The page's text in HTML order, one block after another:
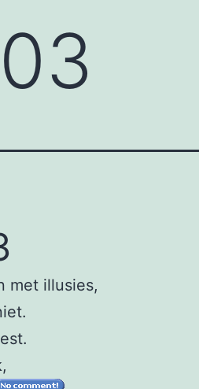
met illusies,